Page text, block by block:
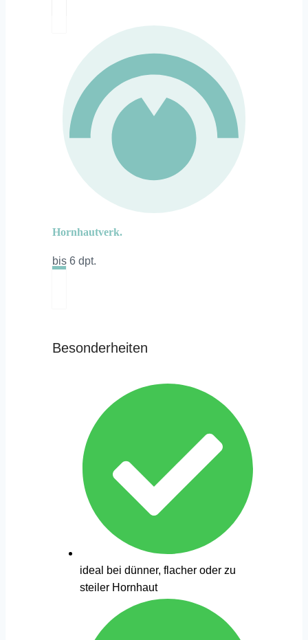
Hornhautverk.
bis 6 dpt.
Besonderheiten
ideal bei dünner, flacher oder zu
steiler Hornhaut